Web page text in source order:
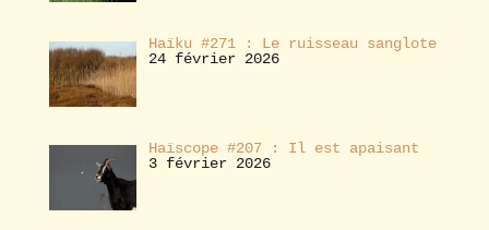
Haïku #271 : Le ruisseau sanglote
24 février 2026
Haïscope #207 : Il est apaisant
3 février 2026